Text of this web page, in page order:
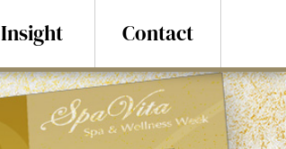
Insight Contact